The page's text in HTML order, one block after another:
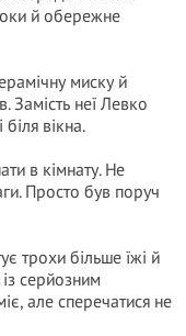
й обережне
миску й
Замість неї Левко
вікна.
в кімнату. Не
Просто був поруч
трохи більше їжі й
серйозним
але сперечатися не